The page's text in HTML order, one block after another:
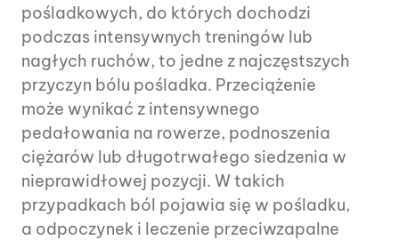
pośladkowych, do których dochodzi
podczas intensywnych treningów lub
nagłych ruchów, to jedne z najczęstszych
przyczyn bólu pośladka. Przeciążenie
może wynikać z intensywnego
pedałowania na rowerze, podnoszenia
ciężarów lub długotrwałego siedzenia w
nieprawidłowej pozycji. W takich
przypadkach ból pojawia się w pośladku,
a odpoczynek i leczenie przeciwzapalne